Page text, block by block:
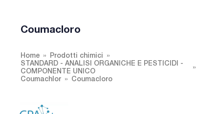
Coumacloro
Home
Prodotti chimici
STANDARD - ANALISI ORGANICHE E PESTICIDI -
COMPONENTE UNICO
Coumachlor
Coumacloro